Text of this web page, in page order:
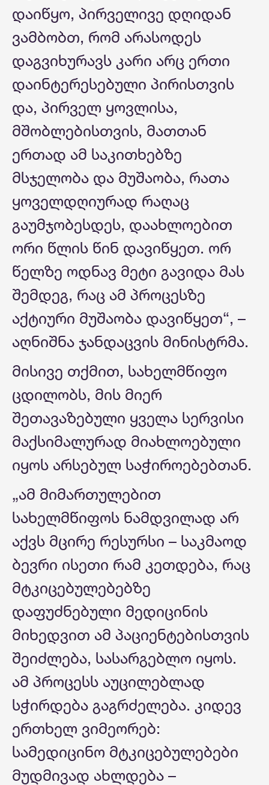
დაიწყო, პირველივე დღიდან
ვამბობთ, რომ არასოდეს
დაგვიხურავს კარი არც ერთი
დაინტერესებული პირისთვის
და, პირველ ყოვლისა,
მშობლებისთვის, მათთან
ერთად ამ საკითხებზე
მსჯელობა და მუშაობა, რათა
ყოველდღიურად რაღაც
გაუმჯობესდეს, დაახლოებით
ორი წლის წინ დავიწყეთ. ორ
წელზე ოდნავ მეტი გავიდა მას
შემდეგ, რაც ამ პროცესზე
აქტიური მუშაობა დავიწყეთ“, –
აღნიშნა ჯანდაცვის მინისტრმა.
მისივე თქმით, სახელმწიფო
ცდილობს, მის მიერ
შეთავაზებული ყველა სერვისი
მაქსიმალურად მიახლოებული
იყოს არსებულ საჭიროებებთან.
„ამ მიმართულებით
სახელმწიფოს ნამდვილად არ
აქვს მცირე რესურსი – საკმაოდ
ბევრი ისეთი რამ კეთდება, რაც
მტკიცებულებებზე
დაფუძნებული მედიცინის
მიხედვით ამ პაციენტებისთვის
შეიძლება, სასარგებლო იყოს.
ამ პროცესს აუცილებლად
სჭირდება გაგრძელება. კიდევ
ერთხელ ვიმეორებ:
სამედიცინო მტკიცებულებები
მუდმივად ახლდება –